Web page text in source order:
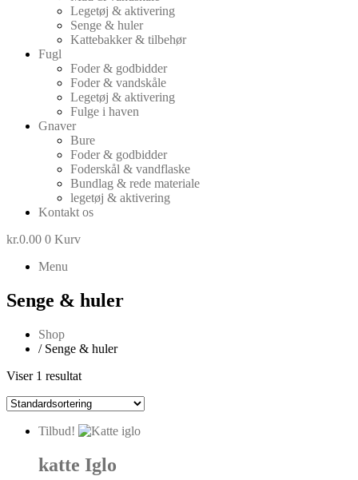
Legetøj & aktivering
Senge & huler
Kattebakker & tilbehør
Fugl
Foder & godbidder
Foder & vandskåle
Legetøj & aktivering
Fulge i haven
Gnaver
Bure
Foder & godbidder
Foderskål & vandflaske
Bundlag & rede materiale
legetøj & aktivering
Kontakt os
kr.0.00 0 Kurv
Menu
Senge & huler
Shop
/ Senge & huler
Viser 1 resultat
Tilbud!
katte Iglo